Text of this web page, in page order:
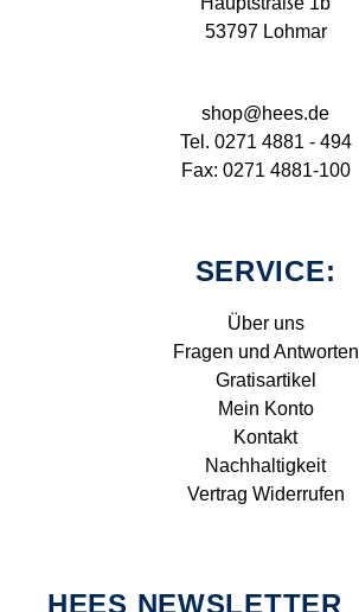
53797 Lohmar
shop@hees.de
Tel. 0271 4881 - 494
Fax: 0271 4881-100
SERVICE:
Über uns
Fragen und Antworten
Gratisartikel
Mein Konto
Kontakt
Nachhaltigkeit
Vertrag Widerrufen
HEES NEWSLETTER